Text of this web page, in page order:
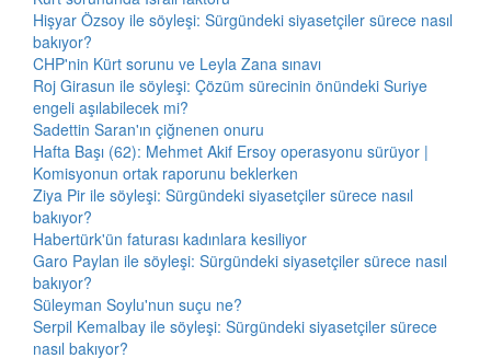
Hişyar Özsoy ile söyleşi: Sürgündeki siyasetçiler sürece nasıl
bakıyor?
CHP'nin Kürt sorunu ve Leyla Zana sınavı
Roj Girasun ile söyleşi: Çözüm sürecinin önündeki Suriye
engeli aşılabilecek mi?
Sadettin Saran'ın çiğnenen onuru
Hafta Başı (62): Mehmet Akif Ersoy operasyonu sürüyor |
Komisyonun ortak raporunu beklerken
Ziya Pir ile söyleşi: Sürgündeki siyasetçiler sürece nasıl
bakıyor?
Habertürk'ün faturası kadınlara kesiliyor
Garo Paylan ile söyleşi: Sürgündeki siyasetçiler sürece nasıl
bakıyor?
Süleyman Soylu'nun suçu ne?
Serpil Kemalbay ile söyleşi: Sürgündeki siyasetçiler sürece
nasıl bakıyor?